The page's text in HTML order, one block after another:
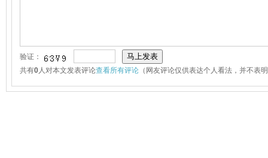
验证：
共有0人对本文发表评论查看所有评论 （网友评论仅供表达个人看法，并不表